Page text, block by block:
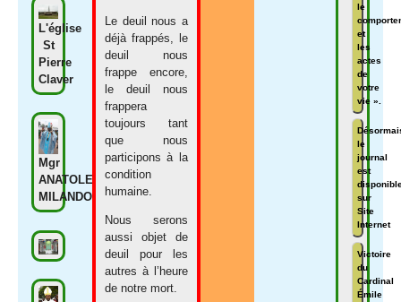
L'église
St
Pierre
Claver
Mgr
ANATOLE
MILANDOU
Le deuil nous a
déjà frappés, le
deuil nous
frappe encore,
le deuil nous
frappera
toujours tant
que nous
participons à la
condition
humaine.
Nous serons
aussi objet de
deuil pour les
autres à l’heure
de notre mort.
le
et
les
actes
de
votre
vie ».
le
journal
est
sur
Site
Internet
Victoire
du
Cardinal
Émile